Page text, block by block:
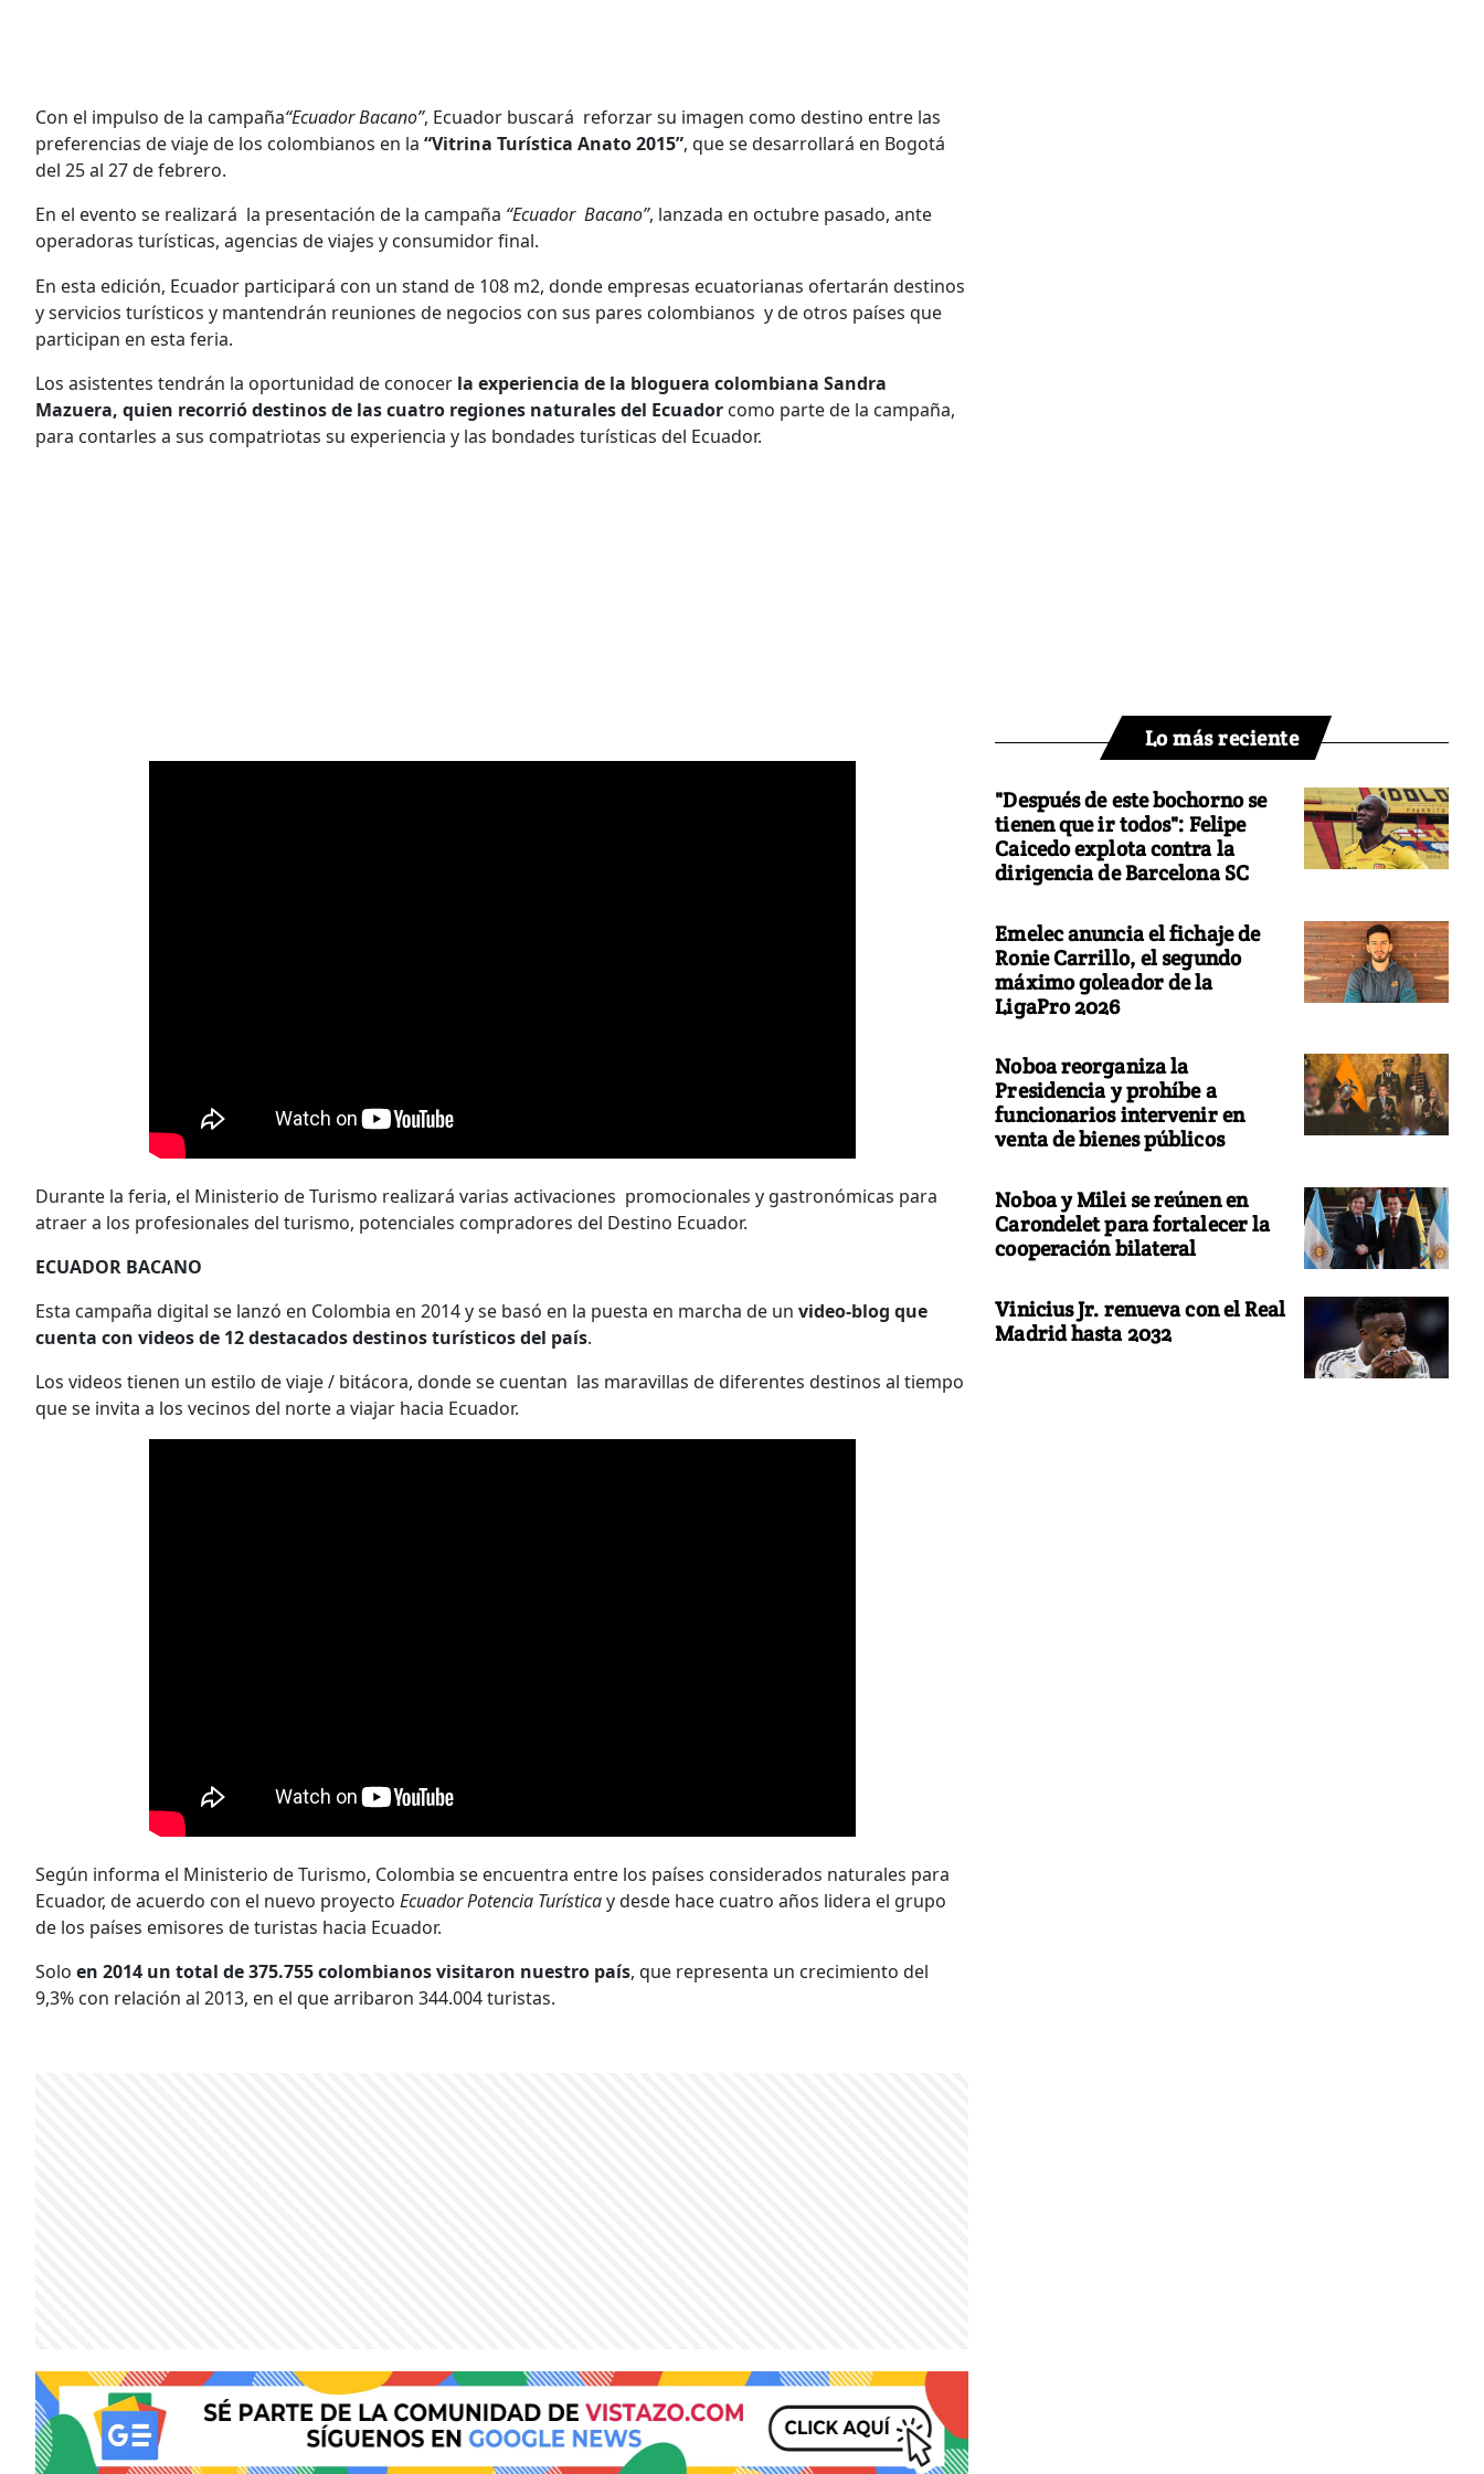
Con el impulso de la campaña“Ecuador Bacano”, Ecuador buscará reforzar su imagen como destino entre las
preferencias de viaje de los colombianos en la “Vitrina Turística Anato 2015”, que se desarrollará en Bogotá
del 25 al 27 de febrero.
En el evento se realizará la presentación de la campaña “Ecuador Bacano”, lanzada en octubre pasado, ante
operadoras turísticas, agencias de viajes y consumidor final.
En esta edición, Ecuador participará con un stand de 108 m2, donde empresas ecuatorianas ofertarán destinos
y servicios turísticos y mantendrán reuniones de negocios con sus pares colombianos y de otros países que
participan en esta feria.
Los asistentes tendrán la oportunidad de conocer la experiencia de la bloguera colombiana Sandra
Mazuera, quien recorrió destinos de las cuatro regiones naturales del Ecuador como parte de la campaña,
para contarles a sus compatriotas su experiencia y las bondades turísticas del Ecuador.
Durante la feria, el Ministerio de Turismo realizará varias activaciones promocionales y gastronómicas para
atraer a los profesionales del turismo, potenciales compradores del Destino Ecuador.
ECUADOR BACANO
Esta campaña digital se lanzó en Colombia en 2014 y se basó en la puesta en marcha de un video-blog que
cuenta con videos de 12 destacados destinos turísticos del país.
Los videos tienen un estilo de viaje / bitácora, donde se cuentan las maravillas de diferentes destinos al tiempo
que se invita a los vecinos del norte a viajar hacia Ecuador.
Según informa el Ministerio de Turismo, Colombia se encuentra entre los países considerados naturales para
Ecuador, de acuerdo con el nuevo proyecto Ecuador Potencia Turísticay desde hace cuatro años lidera el grupo
de los países emisores de turistas hacia Ecuador.
Solo en 2014 un total de 375.755 colombianos visitaron nuestro país, que representa un crecimiento del
9,3% con relación al 2013, en el que arribaron 344.004 turistas.
Lo más reciente
"Después de este bochorno se
tienen que ir todos": Felipe
Caicedo explota contra la
dirigencia de Barcelona SC
Emelec anuncia el fichaje de
Ronie Carrillo, el segundo
máximo goleador de la
LigaPro 2026
Noboa reorganiza la
Presidencia y prohíbe a
funcionarios intervenir en
venta de bienes públicos
Noboa y Milei se reúnen en
Carondelet para fortalecer la
cooperación bilateral
Vinicius Jr. renueva con el Real
Madrid hasta 2032